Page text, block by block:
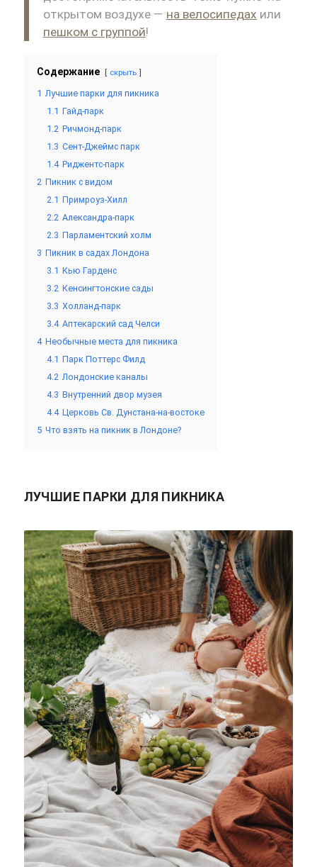
открытом воздухе — на велосипедах или
пешком с группой!
Содержание скрыть
1 Лучшие парки для пикника
1.1 Гайд-парк
1.2 Ричмонд-парк
1.3 Сент-Джеймс парк
1.4 Риджентс-парк
2 Пикник с видом
2.1 Примроуз-Хилл
2.2 Александра-парк
2.3 Парламентский холм
3 Пикник в садах Лондона
3.1 Кью Гарденс
3.2 Кенсингтонcкие сады
3.3 Холланд-парк
3.4 Аптекарский сад Челси
4 Необычные места для пикника
4.1 Парк Поттерс Филд
4.2 Лондонские каналы
4.3 Внутренний двор музея
4.4 Церковь Св. Дунстана-на-востоке
5 Что взять на пикник в Лондоне?
ЛУЧШИЕ ПАРКИ ДЛЯ ПИКНИКА